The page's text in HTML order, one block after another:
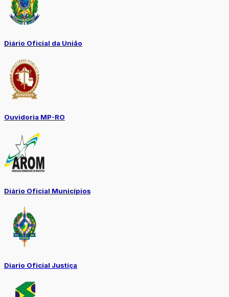
Diário Oficial da União
Ouvidoria MP-RO
Diário Oficial Municípios
Diario Oficial Justiça